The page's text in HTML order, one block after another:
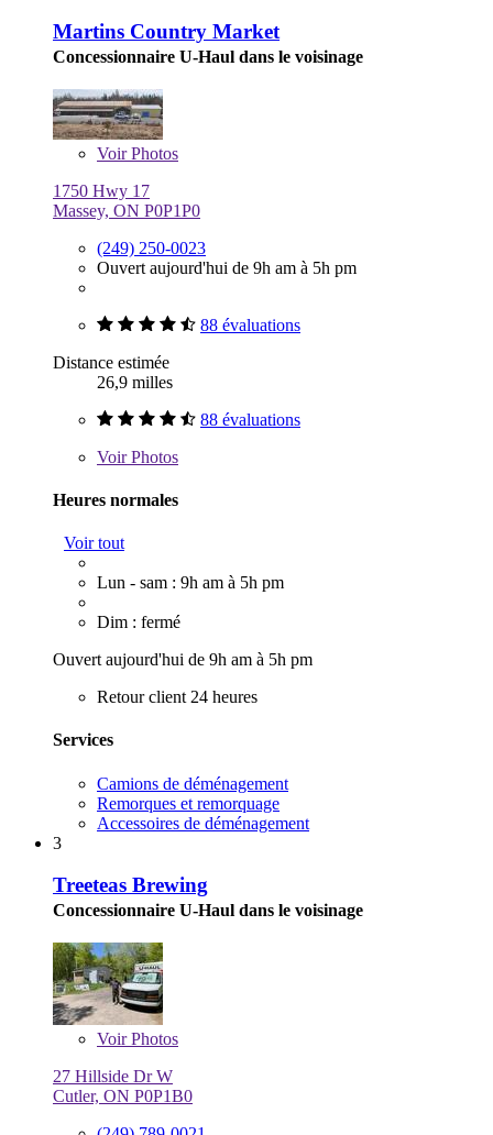
Martins Country Market
Concessionnaire U-Haul dans le voisinage
VoirPhotos
1750 Hwy 17
Massey, ON P0P1P0
(249) 250-0023
Ouvert aujourd'hui de 9h am à 5h pm
88 évaluations
Distance estimée
26,9 milles
88 évaluations
VoirPhotos
Heures normales
Voir tout
Lun - sam : 9h am à 5h pm
Dim : fermé
Ouvert aujourd'hui de 9h am à 5h pm
Retour client 24 heures
Services
Camions de déménagement
Remorques et remorquage
Accessoires de déménagement
3
Treeteas Brewing
Concessionnaire U-Haul dans le voisinage
VoirPhotos
27 Hillside Dr W
Cutler, ON P0P1B0